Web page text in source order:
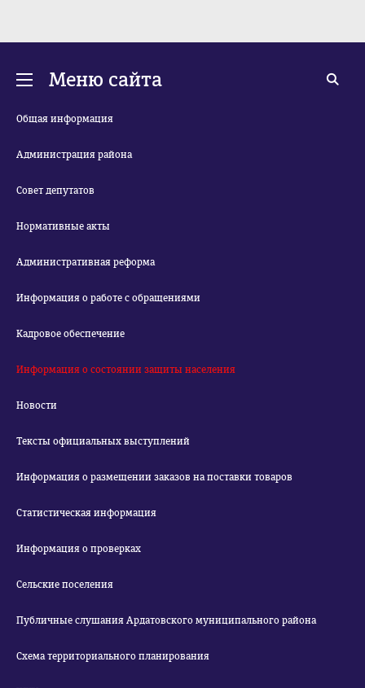
Меню сайта
Общая информация
Администрация района
Совет депутатов
Нормативные акты
Административная реформа
Информация о работе с обращениями
Кадровое обеспечение
Информация о состоянии защиты населения
Новости
Тексты официальных выступлений
Информация о размещении заказов на поставки товаров
Статистическая информация
Информация о проверках
Сельские поселения
Публичные слушания Ардатовского муниципального района
Схема территориального планирования